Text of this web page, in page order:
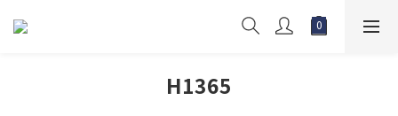
H1365